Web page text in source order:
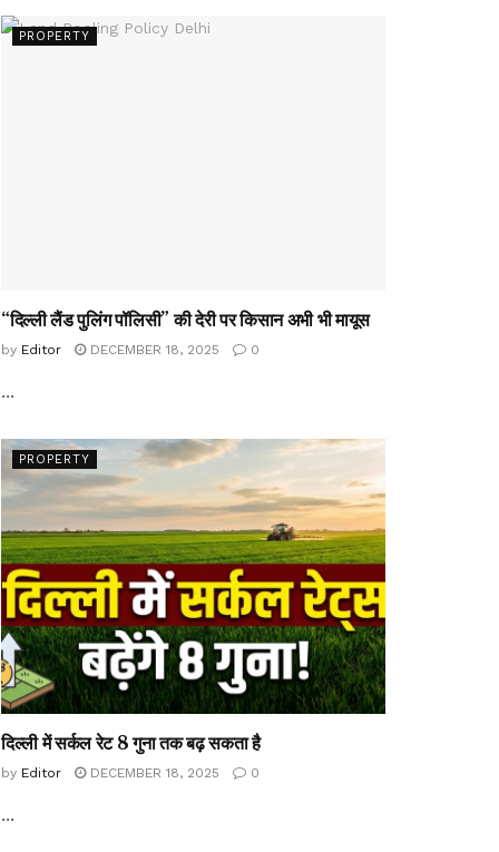
PROPERTY
“दिल्ली लैंड पुलिंग पॉलिसी” की देरी पर किसान अभी भी मायूस
by Editor DECEMBER 18, 2025 0
...
PROPERTY
दिल्ली में सर्कल रेट 8 गुना तक बढ़ सकता है
by Editor DECEMBER 18, 2025 0
...